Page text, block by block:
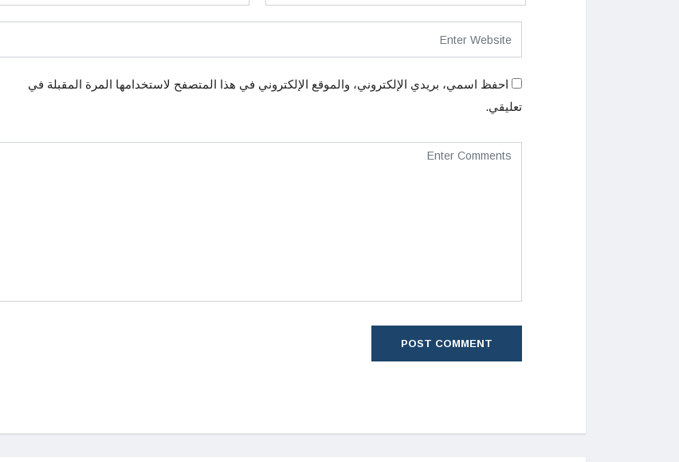
احفظ اسمي، بريدي الإلكتروني، والموقع الإلكتروني في هذا المتصفح لاستخدامها المرة المقبلة في
تعليقي.